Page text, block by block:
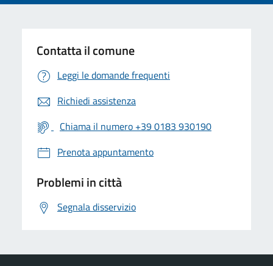
Contatta il comune
Leggi le domande frequenti
Richiedi assistenza
Chiama il numero +39 0183 930190
Prenota appuntamento
Problemi in città
Segnala disservizio